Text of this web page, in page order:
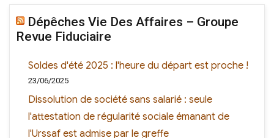
Dépêches Vie Des Affaires – Groupe
Revue Fiduciaire
Soldes d'été 2025 : l'heure du départ est proche !
23/06/2025
Dissolution de société sans salarié : seule
l'attestation de régularité sociale émanant de
l'Urssaf est admise par le greffe